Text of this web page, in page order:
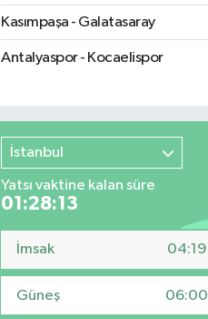
Kasımpaşa - Galatasaray
Antalyaspor - Kocaelispor
İstanbul
Yatsı vaktine kalan süre
01:28:12
İmsak 04:19
Güneş 06:00